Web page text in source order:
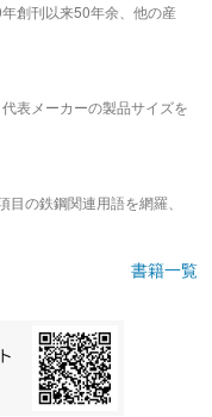
創刊以来50年余、他の産
表メーカーの製品サイズを
の鉄鋼関連用語を網羅、
書籍一覧